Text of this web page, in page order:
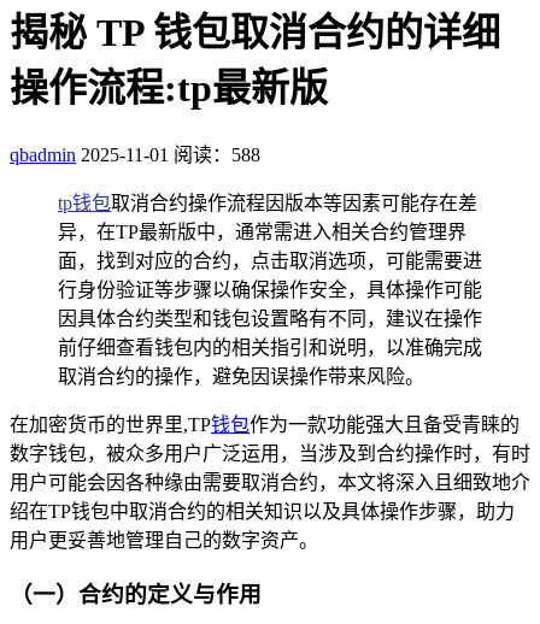
揭秘 TP 钱包取消合约的详细
操作流程:tp最新版
qbadmin 2025-11-01 阅读：588
tp钱包取消合约操作流程因版本等因素可能存在差
异，在TP最新版中，通常需进入相关合约管理界
面，找到对应的合约，点击取消选项，可能需要进
行身份验证等步骤以确保操作安全，具体操作可能
因具体合约类型和钱包设置略有不同，建议在操作
前仔细查看钱包内的相关指引和说明，以准确完成
取消合约的操作，避免因误操作带来风险。
在加密货币的世界里,TP钱包作为一款功能强大且备受青睐的
数字钱包，被众多用户广泛运用，当涉及到合约操作时，有时
用户可能会因各种缘由需要取消合约，本文将深入且细致地介
绍在TP钱包中取消合约的相关知识以及具体操作步骤，助力
用户更妥善地管理自己的数字资产。
（一）合约的定义与作用